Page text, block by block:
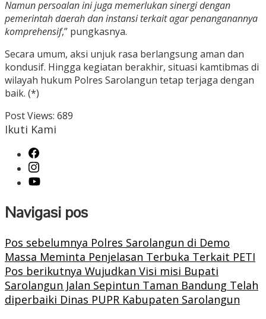
Namun persoalan ini juga memerlukan sinergi dengan
pemerintah daerah dan instansi terkait agar penanganannya
komprehensif,” pungkasnya.
Secara umum, aksi unjuk rasa berlangsung aman dan
kondusif. Hingga kegiatan berakhir, situasi kamtibmas di
wilayah hukum Polres Sarolangun tetap terjaga dengan
baik. (*)
Post Views: 689
Ikuti Kami
Navigasi pos
Pos sebelumnya Polres Sarolangun di Demo
Massa Meminta Penjelasan Terbuka Terkait PETI
Pos berikutnya Wujudkan Visi misi Bupati
Sarolangun Jalan Sepintun Taman Bandung Telah
diperbaiki Dinas PUPR Kabupaten Sarolangun